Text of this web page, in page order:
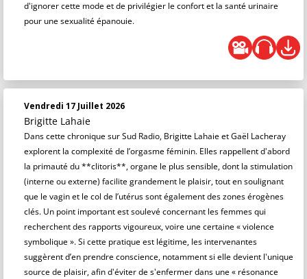
d'ignorer cette mode et de privilégier le confort et la santé urinaire
pour une sexualité épanouie.
Vendredi 17 Juillet 2026
Brigitte Lahaie
Dans cette chronique sur Sud Radio, Brigitte Lahaie et Gaël Lacheray
explorent la complexité de l’orgasme féminin. Elles rappellent d'abord
la primauté du **clitoris**, organe le plus sensible, dont la stimulation
(interne ou externe) facilite grandement le plaisir, tout en soulignant
que le vagin et le col de l’utérus sont également des zones érogènes
clés. Un point important est soulevé concernant les femmes qui
recherchent des rapports vigoureux, voire une certaine « violence
symbolique ». Si cette pratique est légitime, les intervenantes
suggèrent d’en prendre conscience, notamment si elle devient l'unique
source de plaisir, afin d'éviter de s'enfermer dans une « résonance